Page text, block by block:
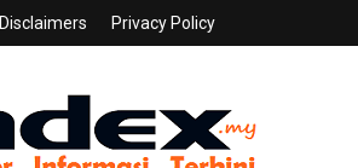
Disclaimers Privacy Policy